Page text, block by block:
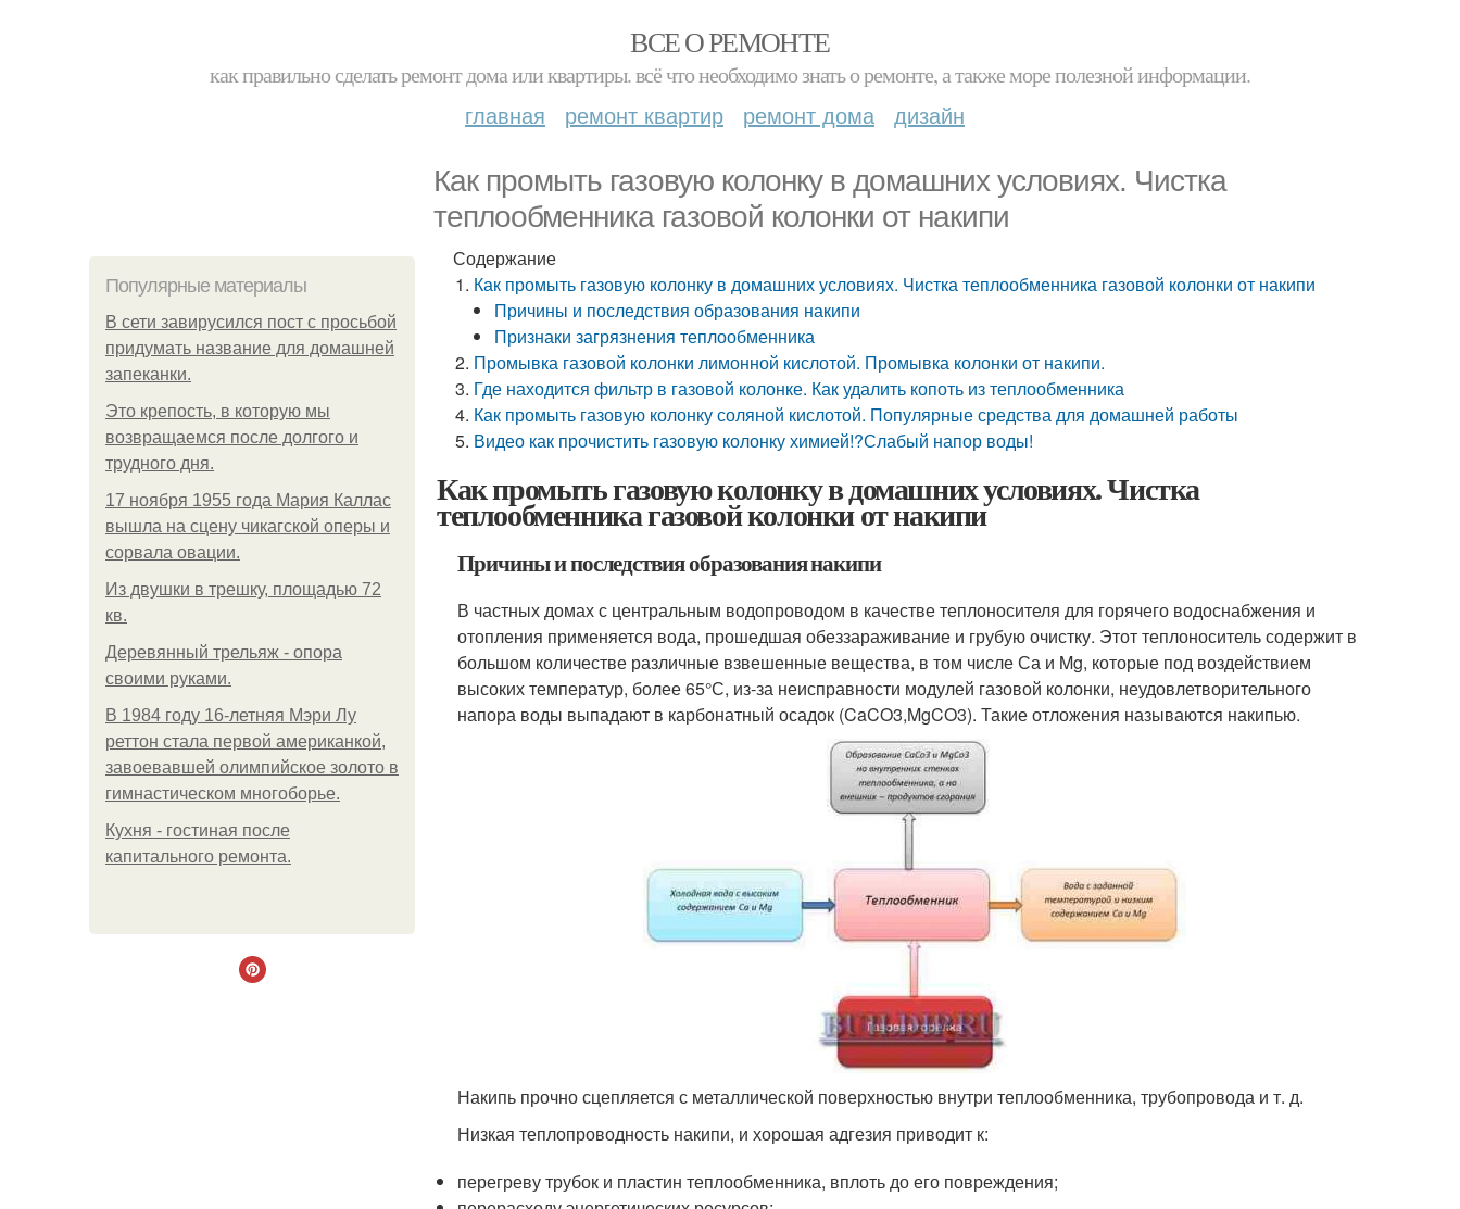
ВСЕ О РЕМОНТЕ
как правильно сделать ремонт дома или квартиры. всё что необходимо знать о ремонте, а также море полезной информации.
главная ремонт квартир ремонт дома дизайн
Как промыть газовую колонку в домашних условиях. Чистка
теплообменника газовой колонки от накипи
Популярные материалы
В сети завирусился пост с просьбой
придумать название для домашней
запеканки.
Это крепость, в которую мы
возвращаемся после долгого и
трудного дня.
17 ноября 1955 года Мария Каллас
вышла на сцену чикагской оперы и
сорвала овации.
Из двушки в трешку, площадью 72
кв.
Деревянный трельяж - опора
своими руками.
В 1984 году 16-летняя Мэри Лу
реттон стала первой американкой,
завоевавшей олимпийское золото в
гимнастическом многоборье.
Кухня - гостиная после
капитального ремонта.
Содержание
Как промыть газовую колонку в домашних условиях. Чистка теплообменника газовой колонки от накипи
Причины и последствия образования накипи
Признаки загрязнения теплообменника
Промывка газовой колонки лимонной кислотой. Промывка колонки от накипи.
Где находится фильтр в газовой колонке. Как удалить копоть из теплообменника
Как промыть газовую колонку соляной кислотой. Популярные средства для домашней работы
Видео как прочистить газовую колонку химией!?Слабый напор воды!
Как промыть газовую колонку в домашних условиях. Чистка
теплообменника газовой колонки от накипи
Причины и последствия образования накипи
В частных домах с центральным водопроводом в качестве теплоносителя для горячего водоснабжения и
отопления применяется вода, прошедшая обеззараживание и грубую очистку. Этот теплоноситель содержит в
большом количестве различные взвешенные вещества, в том числе Са и Mg, которые под воздействием
высоких температур, более 65°С, из-за неисправности модулей газовой колонки, неудовлетворительного
напора воды выпадают в карбонатный осадок (CaCO3,MgCO3). Такие отложения называются накипью.
Накипь прочно сцепляется с металлической поверхностью внутри теплообменника, трубопровода и т. д.
Низкая теплопроводность накипи, и хорошая адгезия приводит к:
перегреву трубок и пластин теплообменника, вплоть до его повреждения;